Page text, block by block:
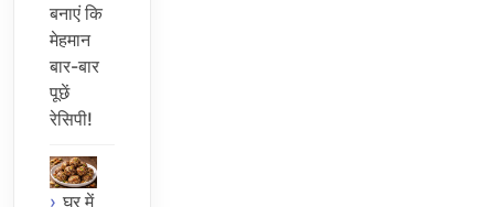
बनाएं कि
मेहमान
बार-बार
पूछें
रेसिपी!
घर में